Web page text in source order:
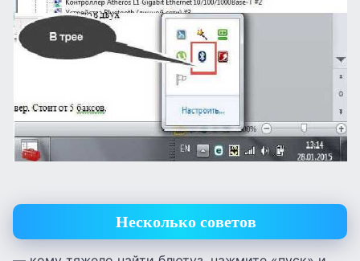
Несколько советов